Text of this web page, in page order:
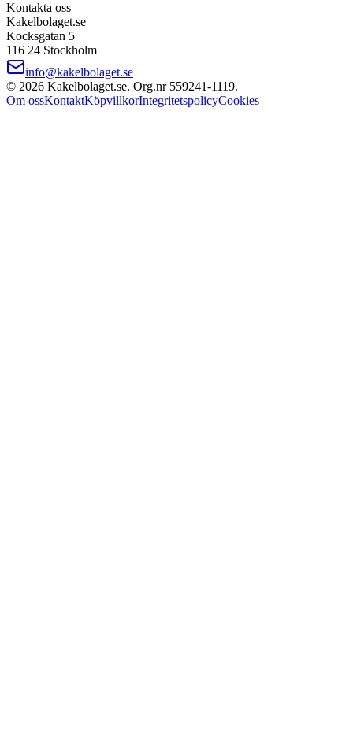
Kontakta oss
Kakelbolaget.se
Kocksgatan 5
116 24 Stockholm
info@kakelbolaget.se
© 2026 Kakelbolaget.se. Org.nr 559241‑1119.
Om ossKontaktKöpvillkorIntegritetspolicyCookies